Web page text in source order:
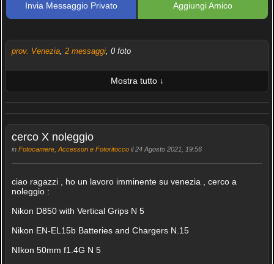
Invia Messaggio Privato Aggiungi Amico
prov. Venezia, 2 messaggi, 0 foto
Mostra tutto ↓
ULTIME 10 FOTO PUBBLICATE
cerco X noleggio
in Fotocamere, Accessori e Fotoritoccoil 24 Agosto 2021, 19:56
ciao ragazzi , ho un lavoro imminente su venezia , cerco a
noleggio :
Nikon D850 with Vertical Grips N 5
Nikon EN-EL15b Batteries and Chargers N.15
NIkon 50mm f1.4G N 5